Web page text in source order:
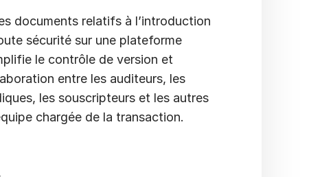
documents relatifs à l’introduction
sécurité sur une plateforme
le contrôle de version et
entre les auditeurs, les
les souscripteurs et les autres
chargée de la transaction.